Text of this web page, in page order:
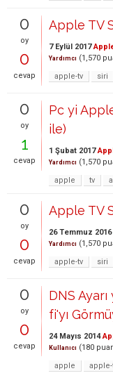
0
oy
0
cevap
Apple TV
7 Eylül 2017
Yardımcı (1,570
apple-tv
siri
0
oy
1
cevap
Pc yi
ile)
1 Şubat 2017
Yardımcı (1,570
apple
tv
0
oy
0
cevap
Apple TV
26 Temmuz 2016
Yardımcı (1,570
apple-tv
siri
0
oy
0
cevap
DNS
fi'yı
24 Mayıs 2014
Kullanıcı (180
apple
apple-